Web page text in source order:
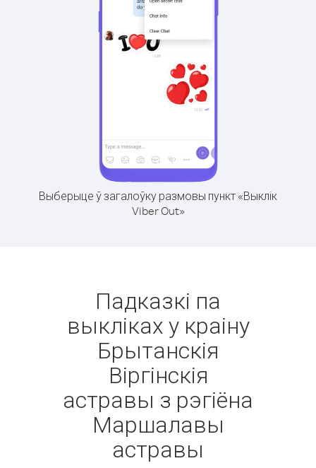
Выберыце ў загалоўку размовы пункт «Выклік
Viber Out»
Падказкі па
выкліках у краіну
Брытанскія
Віргінскія
астравы з рэгіёна
Маршалавы
астравы